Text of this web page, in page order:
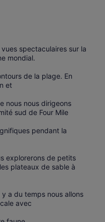
spectaculaires sur la
mondial.
de la plage. En
et
nous nous dirigeons
sud de Four Mile
pendant la
explorerons de petits
plateaux de sable à
a du temps nous allons
avec